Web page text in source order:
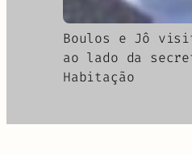
Boulos e Jô
ao lado da
Habitação